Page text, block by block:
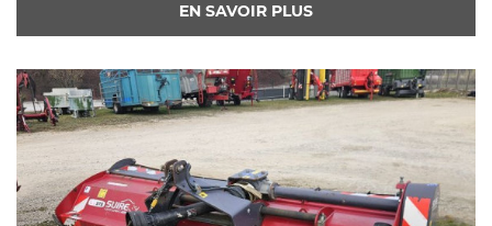
EN SAVOIR PLUS